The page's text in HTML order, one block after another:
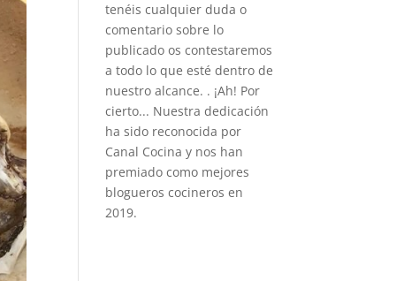
tenéis cualquier duda o
comentario sobre lo
publicado os contestaremos
a todo lo que esté dentro de
nuestro alcance. . ¡Ah! Por
cierto... Nuestra dedicación
ha sido reconocida por
Canal Cocina y nos han
premiado como mejores
blogueros cocineros en
2019.